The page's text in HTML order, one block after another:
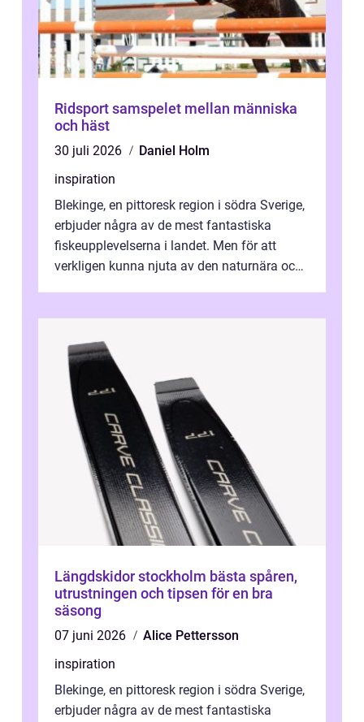
Ridsport samspelet mellan människa
och häst
30 juli 2026
Daniel Holm
inspiration
Blekinge, en pittoresk region i södra Sverige,
erbjuder några av de mest fantastiska
fiskeupplevelserna i landet. Men för att
verkligen kunna njuta av den naturnära och
Längdskidor stockholm bästa spåren,
utrustningen och tipsen för en bra
säsong
07 juni 2026
Alice Pettersson
inspiration
Blekinge, en pittoresk region i södra Sverige,
erbjuder några av de mest fantastiska